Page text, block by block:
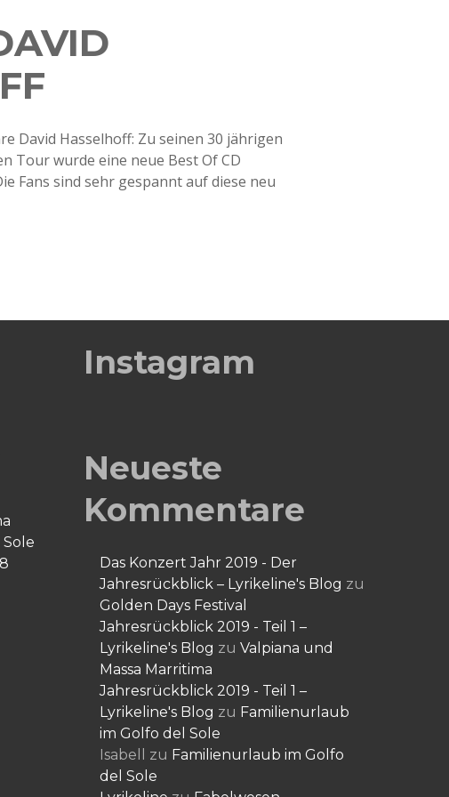
David Hasselhoff: Zu seinen 30 jährigen
Tour wurde eine neue Best Of CD
Fans sind sehr gespannt auf diese neu
Instagram
Neueste
Kommentare
Das Konzert Jahr 2019 - Der
Jahresrückblick – Lyrikeline's Blog zu
Golden Days Festival
Jahresrückblick 2019 - Teil 1 –
Lyrikeline's Blog zuValpiana und
Massa Marritima
Jahresrückblick 2019 - Teil 1 –
Lyrikeline's Blog zu Familienurlaub
im Golfo del Sole
Isabell
zu Familienurlaub im Golfo
del Sole